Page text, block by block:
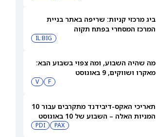
ביג מרכזי קניות: שריפה באתר בניית
המרכז המסחרי בפתח תקוה
IL:BIG
מה שהיה השבוע, ומה צפוי בשבוע הבא:
מאקרו ושווקים, 9 באוגוסט
F
V
תאריכי האקס-דיבידנד מתקרבים עבור 10
המניות האלה – השבוע של 10 באוגוסט
PAX
PDI